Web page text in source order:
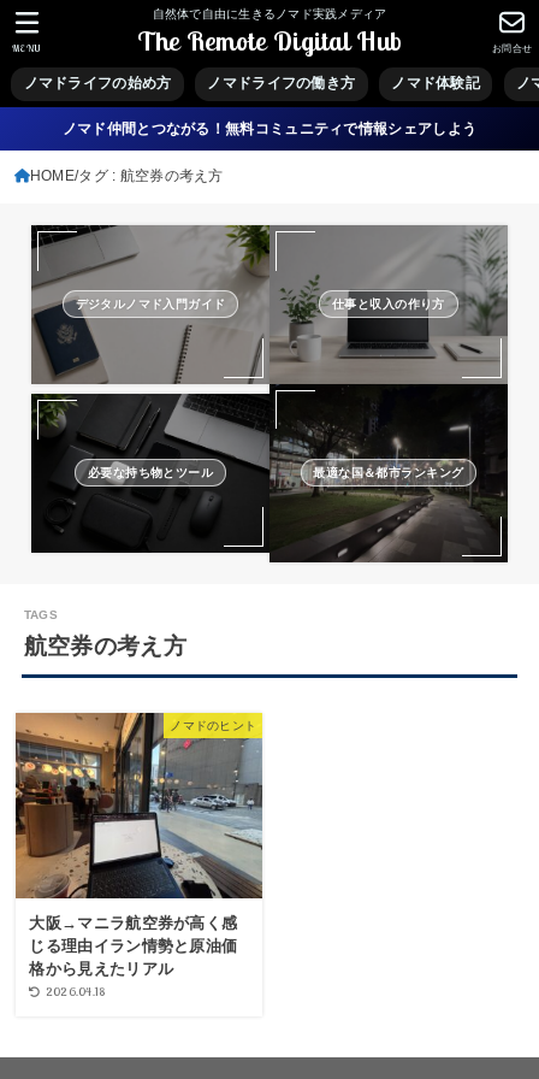
自然体で自由に生きるノマド実践メディア
The Remote Digital Hub
ノマドライフの始め方 ノマドライフの働き方 ノマド体験記 ノ
お問合せ
MENU
ノマド仲間とつながる！無料コミュニティで情報シェアしよう
HOME タグ : 航空券の考え方
デジタルノマド入門ガイド 仕事と収入の作り方
必要な持ち物とツール 最適な国＆都市ランキング
航空券の考え方
ノマドのヒント
大阪→マニラ航空券が高く感
じる理由イラン情勢と原油価
格から見えたリアル
2026.04.18